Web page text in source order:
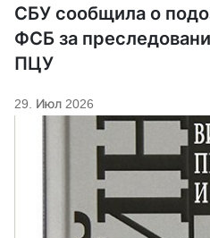
СБУ сообщила о
ФСБ за
ПЦУ
29. Июл 2026